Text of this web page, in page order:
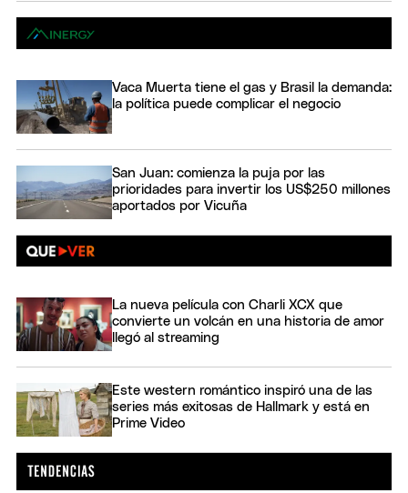
Vaca Muerta tiene el gas y Brasil la demanda:
la política puede complicar el negocio
San Juan: comienza la puja por las
prioridades para invertir los US$250 millones
aportados por Vicuña
La nueva película con Charli XCX que
convierte un volcán en una historia de amor
llegó al streaming
Este western romántico inspiró una de las
series más exitosas de Hallmark y está en
Prime Video